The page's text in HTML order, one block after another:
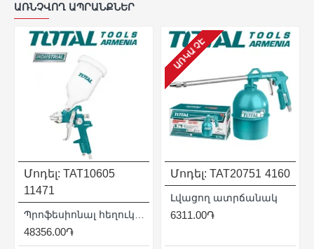
ԱՌՆՉՎՈՂ ԱՊՐԱՆՔՆԵՐ
Մոդել: TAT10605
11471
48356.00֏
ԱՌԿԱ ՉԷ
Մոդել: TAT20751 4160
Լվացող ատրճանակ
6311.00֏